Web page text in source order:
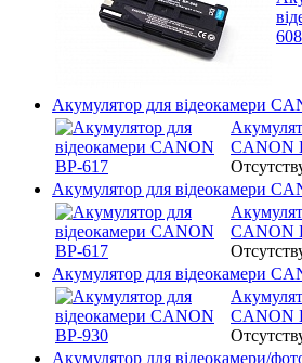
608
Акумулятор для відеокамери
CANON
Акумулятор для відеокамери
CANON
Акумулятор для відеокамери
CANON
Акумулятор для відеокамери/